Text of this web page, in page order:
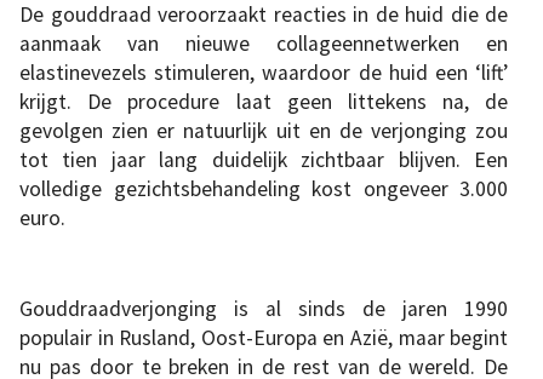
De gouddraad veroorzaakt reacties in de huid die de
aanmaak van nieuwe collageennetwerken en
elastinevezels stimuleren, waardoor de huid een ‘lift’
krijgt. De procedure laat geen littekens na, de
gevolgen zien er natuurlijk uit en de verjonging zou
tot tien jaar lang duidelijk zichtbaar blijven. Een
volledige gezichtsbehandeling kost ongeveer 3.000
euro.
Gouddraadverjonging is al sinds de jaren 1990
populair in Rusland, Oost-Europa en Azië, maar begint
nu pas door te breken in de rest van de wereld. De